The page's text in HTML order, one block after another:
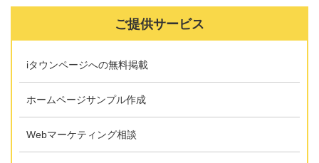
ご提供サービス
iタウンページへの無料掲載
ホームページサンプル作成
Webマーケティング相談